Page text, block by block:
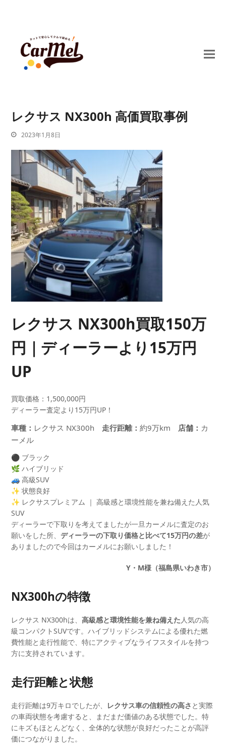
レクサス NX300h 高価買取事例
2023年1月8日
レクサス NX300h買取150万
円｜ディーラーより15万円
UP
買取価格：1,500,000円
ディーラー査定より15万円UP！
車種： レクサス NX300h 走行距離：約9万km 店舗： カ
ーメル
⚫ ブラック
🌿 ハイブリッド
🚙 高級SUV
✨ 状態良好
✨ レクサスプレミアム ｜ 高級感と環境性能を兼ね備えた人気
SUV
ディーラーで下取りを考えてましたが一旦カーメルに査定のお
願いをした所、ディーラーの下取り価格と比べて15万円の差が
ありましたので今回はカーメルにお願いしました！
Y・M様（福島県いわき市）
NX300hの特徴
レクサス NX300hは、高級感と環境性能を兼ね備えた 人気の高
級コンパクトSUVです。ハイブリッドシステムによる優れた燃
費性能と走行性能で、特にアクティブなライフスタイルを持つ
方に支持されています。
走行距離と状態
走行距離は9万キロでしたが、 レクサス車の信頼性の高さ と実際
の車両状態を考慮すると、まだまだ価値のある状態でした。特
にキズもほとんどなく、全体的な状態が良好だったことが高評
価につながりました。